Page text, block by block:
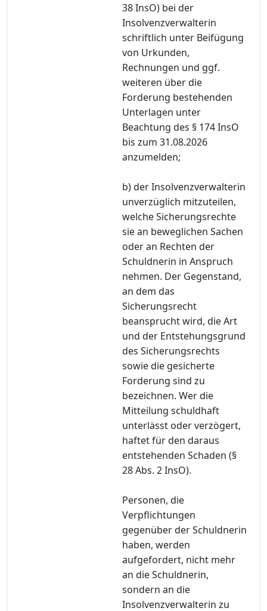
38 InsO) bei der
Insolvenzverwalterin
schriftlich unter Beifügung
von Urkunden,
Rechnungen und ggf.
weiteren über die
Forderung bestehenden
Unterlagen unter
Beachtung des § 174 InsO
bis zum 31.08.2026
anzumelden;
b) der Insolvenzverwalterin
unverzüglich mitzuteilen,
welche Sicherungsrechte
sie an beweglichen Sachen
oder an Rechten der
Schuldnerin in Anspruch
nehmen. Der Gegenstand,
an dem das
Sicherungsrecht
beansprucht wird, die Art
und der Entstehungsgrund
des Sicherungsrechts
sowie die gesicherte
Forderung sind zu
bezeichnen. Wer die
Mitteilung schuldhaft
unterlässt oder verzögert,
haftet für den daraus
entstehenden Schaden (§
28 Abs. 2 InsO).
Personen, die
Verpflichtungen
gegenüber der Schuldnerin
haben, werden
aufgefordert, nicht mehr
an die Schuldnerin,
sondern an die
Insolvenzverwalterin zu